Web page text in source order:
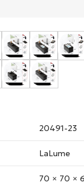
20491-23
LaLume
70 × 70 ×